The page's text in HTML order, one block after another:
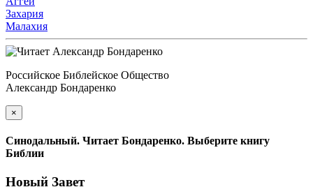
Захария
Малахия
Российское Библейское Общество
Александр Бондаренко
×
Синодальный. Читает Бондаренко. Выберите книгу
Библии
Новый Завет